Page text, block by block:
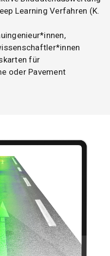
Learning Verfahren (K.
für
oder Pavement